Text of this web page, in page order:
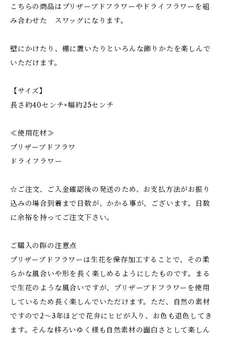
こちらの商品はプリザーブドフラワーやドライフラワーを組
み合わせた スワッグになります。
壁にかけたり、棚に置いたりといろんな飾りかたを楽しんで
いただけます。
【サイズ】
長さ約40センチ×幅約25センチ
≪使用花材≫
プリザーブドフラワ
ドライフラワー
☆ご注文、ご入金確認後の発送のため、お支払方法がお振り
込みの場合到着まで日数が、かかる事が、ございます。日数
に余裕を持ってご注文下さい。
ご購入の際の注意点
プリザーブドフラワーは生花を保存加工することで、その柔
らかな風合いや形を長く楽しめるようにしたものです。まる
で生花のような風合いですが、プリザーブドフラワーを使用
しているため長く楽しんでいただけます。ただ、自然の素材
ですので2～3年ほどで花弁にヒビが入り、お色も退色してき
ます。そんな移ろいゆく様も自然素材の面白さとして楽しん